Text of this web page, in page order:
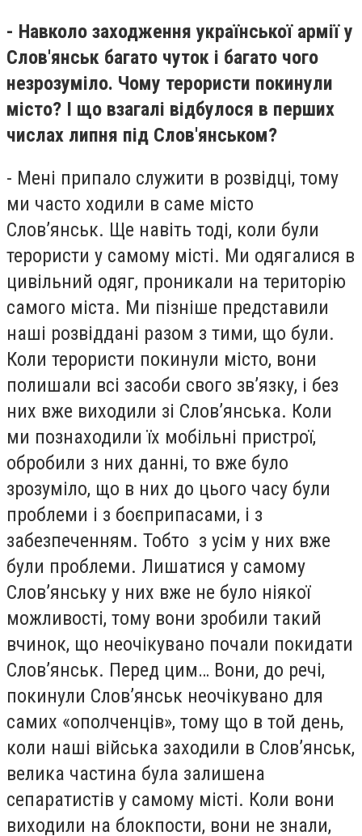
- Навколо заходження української армії у
Слов'янськ багато чуток і багато чого
незрозуміло. Чому терористи покинули
місто? І що взагалі відбулося в перших
числах липня під Слов'янськом?
- Мені припало служити в розвідці, тому
ми часто ходили в саме місто
Слов’янськ. Ще навіть тоді, коли були
терористи у самому місті. Ми одягалися в
цивільний одяг, проникали на територію
самого міста. Ми пізніше представили
наші розвіддані разом з тими, що були.
Коли терористи покинули місто, вони
полишали всі засоби свого зв’язку, і без
них вже виходили зі Слов’янська. Коли
ми познаходили їх мобільні пристрої,
обробили з них данні, то вже було
зрозуміло, що в них до цього часу були
проблеми і з боєприпасами, і з
забезпеченням. Тобто з усім у них вже
були проблеми. Лишатися у самому
Слов’янську у них вже не було ніякої
можливості, тому вони зробили такий
вчинок, що неочікувано почали покидати
Слов’янськ. Перед цим… Вони, до речі,
покинули Слов’янськ неочікувано для
самих «ополченців», тому що в той день,
коли наші війська заходили в Слов’янськ,
велика частина була залишена
сепаратистів у самому місті. Коли вони
виходили на блокпости, вони не знали,